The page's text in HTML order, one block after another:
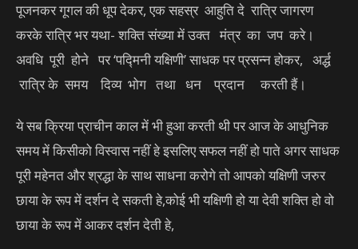
पूजनकर गूगल की धूप देकर, एक सहस्र आहुति दे रात्रि जागरण
करके रात्रि भर यथा- शक्ति संख्या में उक्त मंत्र का जप करे।
अवधि पूरी होने पर ‘पद्मिनी यक्षिणी’ साधक पर प्रसन्न होकर, अर्द्ध
रात्रि के समय दिव्य भोग तथा धन प्रदान करती हैं।
ये सब क्रिया प्राचीन काल में भी हुआ करती थी पर आज के आधुनिक
समय में किसीको विस्वास नहीं हे इसलिए सफल नहीं हो पाते अगर साधक
पूरी महेनत और श्रद्धा के साथ साधना करोगे तो आपको यक्षिणी जरुर
छाया के रूप में दर्शन दे सकती हे,कोई भी यक्षिणी हो या देवी शक्ति हो वो
छाया के रूप में आकर दर्शन देती हे,